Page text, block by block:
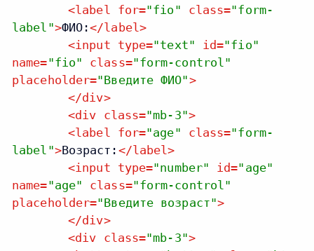
<label for="fio" class="form-
label">ФИО:</label >
<input type="text" id="fio"
name="fio" class="form-control"
placeholder="Введите ФИО">
</div>
<div class="mb-3">
<label for="age" class="form-
label">Возраст: </label>
<input type="number" id="age"
name="age" class="form-control"
placeholder="Введите возраст">
</div>
<div class="mb-3">